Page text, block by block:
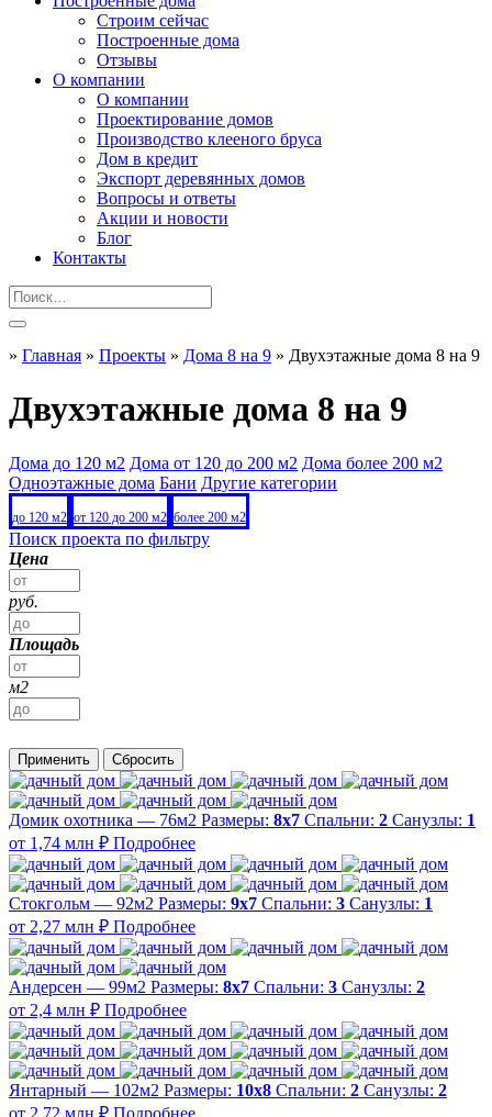
Строим сейчас
Построенные дома
Отзывы
О компании
О компании
Проектирование домов
Производство клееного бруса
Дом в кредит
Экспорт деревянных домов
Вопросы и ответы
Акции и новости
Блог
Контакты
» Главная » Проекты » Дома 8 на 9 » Двухэтажные дома 8 на 9
Двухэтажные дома 8 на 9
Дома до 120 м2 Дома от 120 до 200 м2 Дома более 200 м2
Одноэтажные дома Бани Другие категории
до 120 м2 от 120 до 200 м2 более 200 м2
Поиск проекта по фильтру
Цена
руб.
Площадь
м2
Применить Сбросить
Домик охотника — 76м2 Размеры: 8х7 Спальни: 2 Санузлы: 1
от 1,74 млн ₽ Подробнее
Стокгольм — 92м2 Размеры: 9х7 Спальни: 3 Санузлы: 1
от 2,27 млн ₽ Подробнее
Андерсен — 99м2 Размеры: 8х7 Спальни: 3 Санузлы: 2
от 2,4 млн ₽ Подробнее
Янтарный — 102м2 Размеры: 10х8 Спальни: 2 Санузлы: 2
от 2,72 млн ₽ Подробнее